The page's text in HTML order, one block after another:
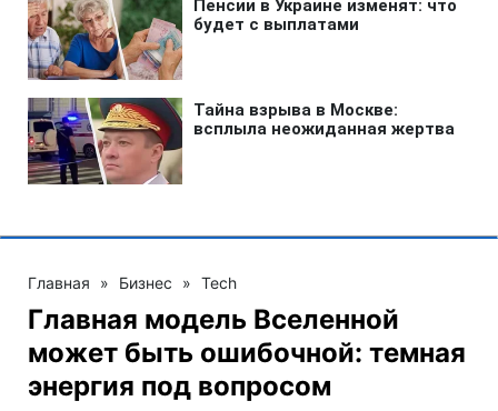
Главная » Бизнес » Tech
Главная модель Вселенной
может быть ошибочной: темная
энергия под вопросом